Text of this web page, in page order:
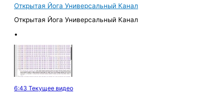
Открытая Йога Универсальный Канал
Открытая Йога Универсальный Канал
•
6:43Текущее видео